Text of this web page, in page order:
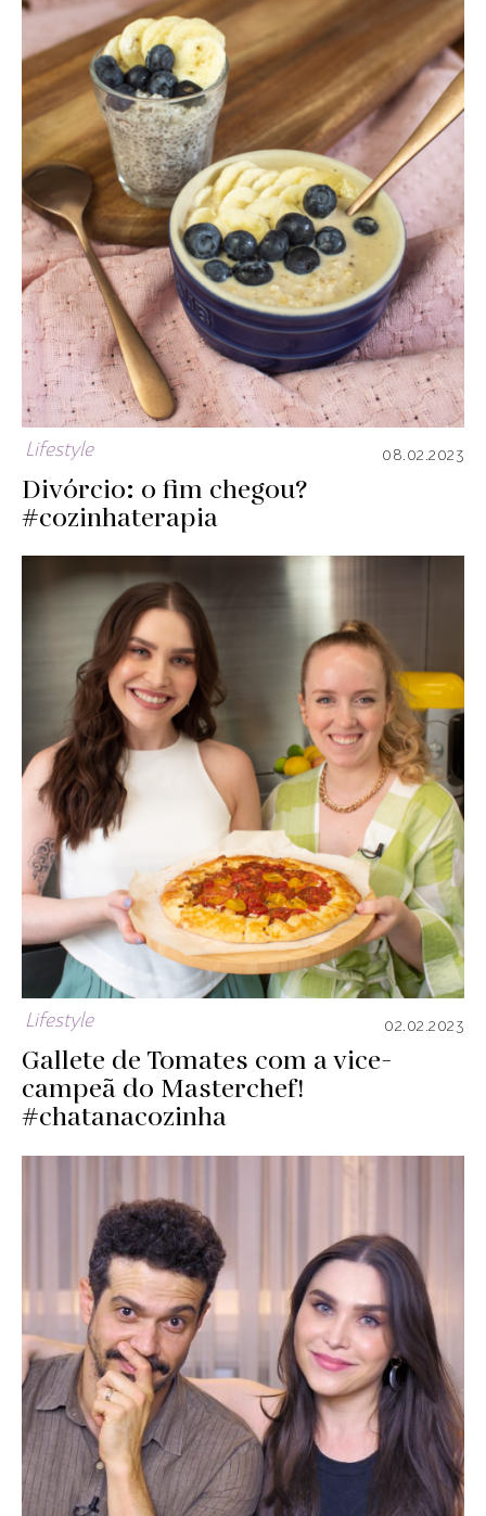
Lifestyle 08.02.2023
Divórcio: o fim chegou?
#cozinhaterapia
Lifestyle 02.02.2023
Gallete de Tomates com a vice-
campeã do Masterchef!
#chatanacozinha